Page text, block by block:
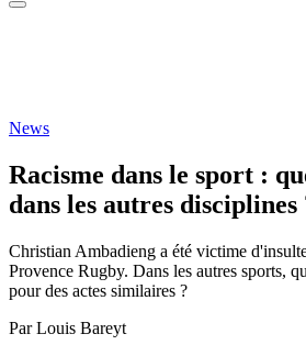
News
Racisme dans le sport :
dans les autres disciplines
Christian Ambadieng a été victime
Provence Rugby. Dans les autres sports,
pour des actes similaires ?
Par Louis Bareyt